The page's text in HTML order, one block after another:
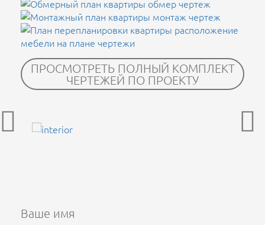
ПРОСМОТРЕТЬ ПОЛНЫЙ КОМПЛЕКТ
ЧЕРТЕЖЕЙ ПО ПРОЕКТУ
Ваше имя